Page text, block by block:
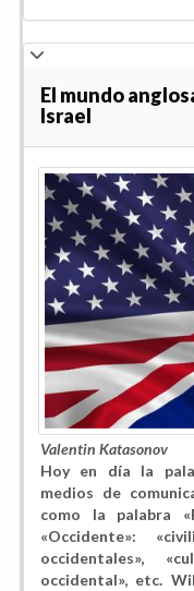
El mundo
Israel
Valentin Katasonov
Hoy en día la
medios de
como la palabra
«Occidente»:
occidentales»,
occidental», etc.